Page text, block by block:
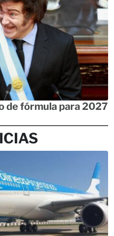
de fórmula para 2027